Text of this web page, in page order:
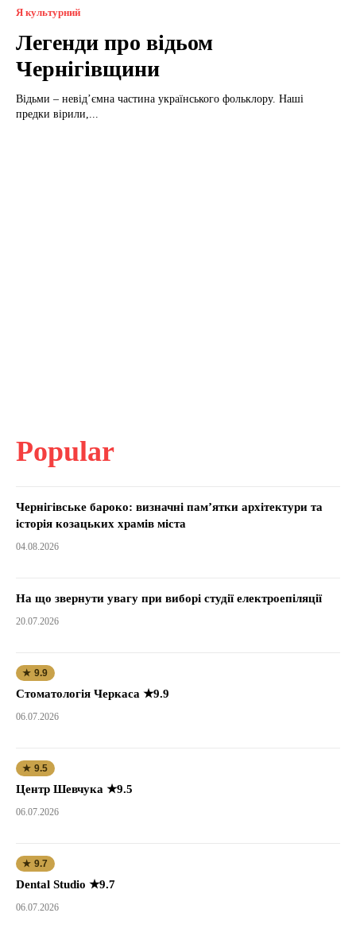
Я культурний
Легенди про відьом
Чернігівщини
Відьми – невід’ємна частина українського фольклору. Наші
предки вірили,...
Popular
Чернігівське бароко: визначні пам’ятки архітектури та
історія козацьких храмів міста
04.08.2026
На що звернути увагу при виборі студії електроепіляції
20.07.2026
★ 9.9
Стоматологія Черкаса ★9.9
06.07.2026
★ 9.5
Центр Шевчука ★9.5
06.07.2026
★ 9.7
Dental Studio ★9.7
06.07.2026